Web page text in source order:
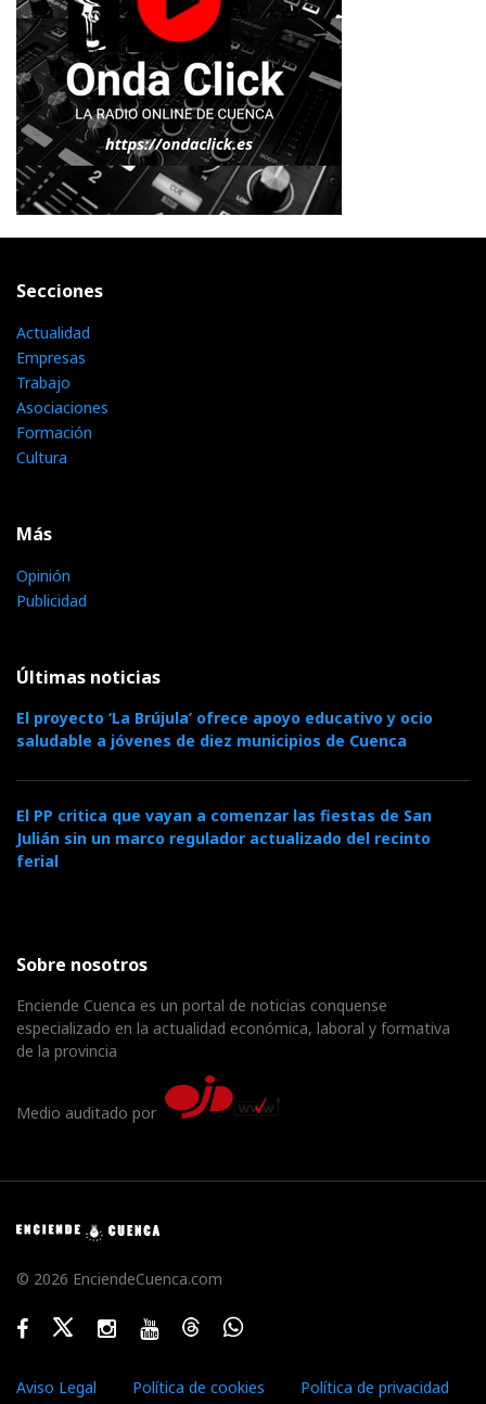
Secciones
Actualidad
Empresas
Trabajo
Asociaciones
Formación
Cultura
Más
Opinión
Publicidad
Últimas noticias
El proyecto ‘La Brújula’ ofrece apoyo educativo y ocio
saludable a jóvenes de diez municipios de Cuenca
El PP critica que vayan a comenzar las fiestas de San
Julián sin un marco regulador actualizado del recinto
ferial
Sobre nosotros
Enciende Cuenca es un portal de noticias conquense
especializado en la actualidad económica, laboral y formativa
de la provincia
Medio auditado por
© 2026 EnciendeCuenca.com
FacebookTwitterInstagramYoutubeThreadsWhatsApp
Aviso Legal Política de cookies Política de privacidad